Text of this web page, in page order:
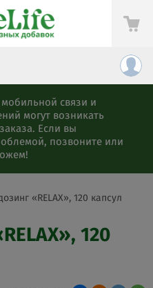
связи и
могут возникать
Если вы
позвоните или
«RELAX», 120 капсул
120